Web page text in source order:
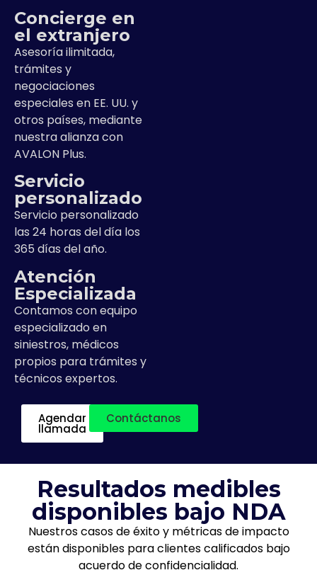
Concierge en
el extranjero
Asesoría ilimitada,
trámites y
negociaciones
especiales en EE. UU. y
otros países, mediante
nuestra alianza con
AVALON Plus.
Servicio
personalizado
Servicio personalizado
las 24 horas del día los
365 días del año.
Atención
Especializada
Contamos con equipo
especializado en
siniestros, médicos
propios para trámites y
técnicos expertos.
Agendar
llamada
Contáctanos
Resultados medibles
disponibles bajo NDA
Nuestros casos de éxito y métricas de impacto
están disponibles para clientes calificados bajo
acuerdo de confidencialidad.